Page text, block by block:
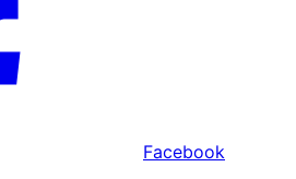
Facebook